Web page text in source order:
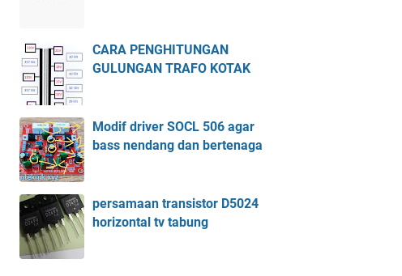
CARA PENGHITUNGAN
GULUNGAN TRAFO KOTAK
Modif driver SOCL 506 agar
bass nendang dan bertenaga
persamaan transistor D5024
horizontal tv tabung